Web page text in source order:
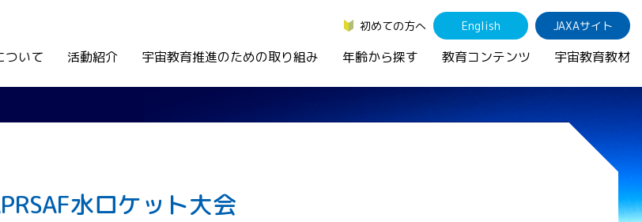
初めての方へ English JAXAサイト
ついて 活動紹介 宇宙教育推進のための取り組み 年齢から探す 教育コンテンツ 宇宙教育教材
水ロケット大会